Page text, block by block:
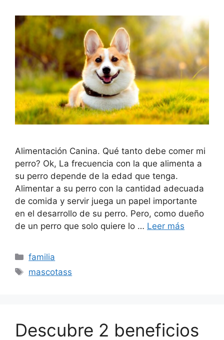
Alimentación Canina. Qué tanto debe comer mi
perro? Ok, La frecuencia con la que alimenta a
su perro depende de la edad que tenga.
Alimentar a su perro con la cantidad adecuada
de comida y servir juega un papel importante
en el desarrollo de su perro. Pero, como dueño
de un perro que solo quiere lo … Leer más
Categorías
familia
Etiquetas
mascotass
Descubre 2 beneficios